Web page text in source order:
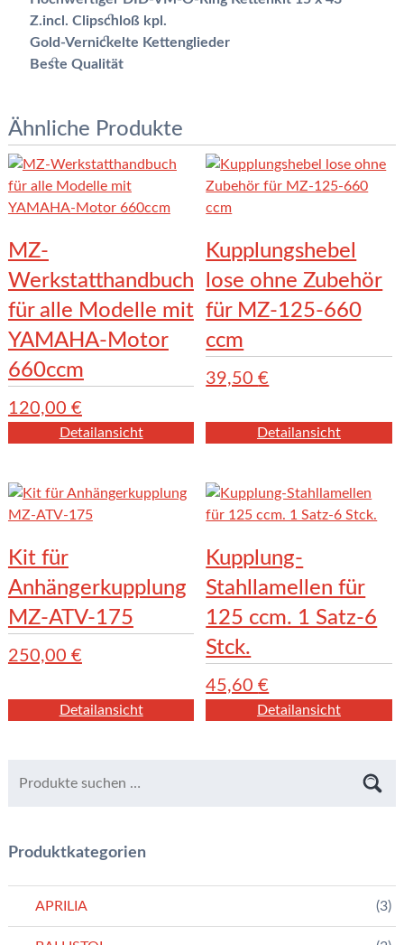
Z.incl. Clipschloß kpl.
Gold-Vernickelte Kettenglieder
Beste Qualität
Ähnliche Produkte
MZ-
Werkstatthandbuch
für alle Modelle mit
YAMAHA-Motor
660ccm
120,00 €
Detailansicht
Kupplungshebel
lose ohne Zubehör
für MZ-125-660
ccm
39,50€
Detailansicht
Kit für
Anhängerkupplung
MZ-ATV-175
250,00 €
Detailansicht
Kupplung-
Stahllamellen für
125 ccm. 1 Satz-6
Stck.
45,60€
Detailansicht
Produktkategorien
APRILIA (3)